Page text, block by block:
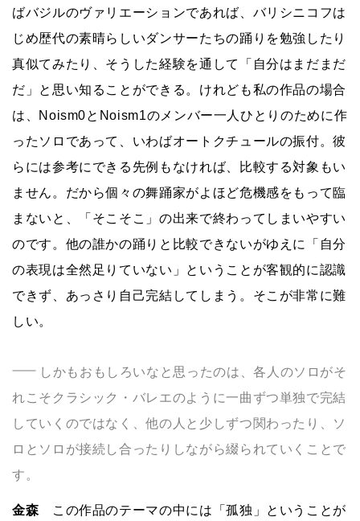
ばバジルのヴァリエーションであれば、バリシニコフは
じめ歴代の素晴らしいダンサーたちの踊りを勉強したり
真似てみたり、そうした経験を通して「自分はまだまだ
だ」と思い知ることができる。けれども私の作品の場合
は、Noism0とNoism1のメンバー一人ひとりのために作
ったソロであって、いわばオートクチュールの振付。彼
らには参考にできる先例もなければ、比較する対象もい
ません。だから個々の舞踊家がよほど危機感をもって臨
まないと、「そこそこ」の出来で終わってしまいやすい
のです。他の誰かの踊りと比較できないがゆえに「自分
の表現は全然足りていない」ということが客観的に認識
できず、あっさり自己完結してしまう。そこが非常に難
しい。
しかもおもしろいなと思ったのは、各人のソロがそ
れこそクラシック・バレエのように一曲ずつ単独で完結
していくのではなく、他の人と少しずつ関わったり、ソ
ロとソロが接続し合ったりしながら綴られていくことで
す。
金森 この作品のテーマの中には「孤独」ということが